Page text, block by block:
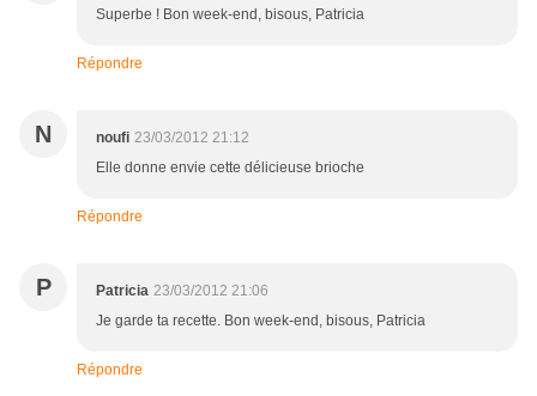
Superbe ! Bon week-end, bisous, Patricia
Répondre
N noufi 23/03/2012 21:12
Elle donne envie cette délicieuse brioche
Répondre
P Patricia 23/03/2012 21:06
Je garde ta recette. Bon week-end, bisous, Patricia
Répondre